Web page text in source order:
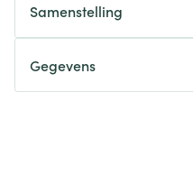
Samenstelling
Gegevens